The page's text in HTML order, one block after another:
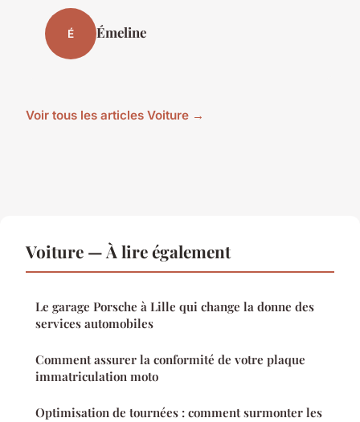
É Émeline
Voir tous les articles Voiture →
Voiture — À lire également
Le garage Porsche à Lille qui change la donne des
services automobiles
Comment assurer la conformité de votre plaque
immatriculation moto
Optimisation de tournées : comment surmonter les